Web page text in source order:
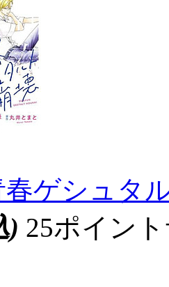
春ゲシュタ
) 25ポイン